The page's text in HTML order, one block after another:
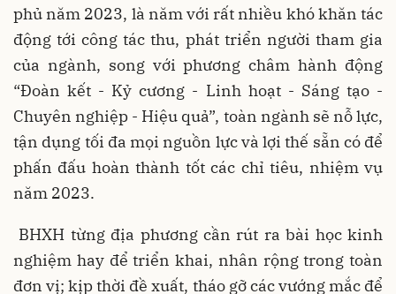
phủ năm 2023, là năm với rất nhiều khó khăn tác
động tới công tác thu, phát triển người tham gia
của ngành, song với phương châm hành động
“Đoàn kết - Kỷ cương - Linh hoạt - Sáng tạo -
Chuyên nghiệp - Hiệu quả”, toàn ngành sẽ nỗ lực,
tận dụng tối đa mọi nguồn lực và lợi thế sẵn có để
phấn đấu hoàn thành tốt các chỉ tiêu, nhiệm vụ
năm 2023.
BHXH từng địa phương cần rút ra bài học kinh
nghiệm hay để triển khai, nhân rộng trong toàn
đơn vị; kịp thời đề xuất, tháo gỡ các vướng mắc để